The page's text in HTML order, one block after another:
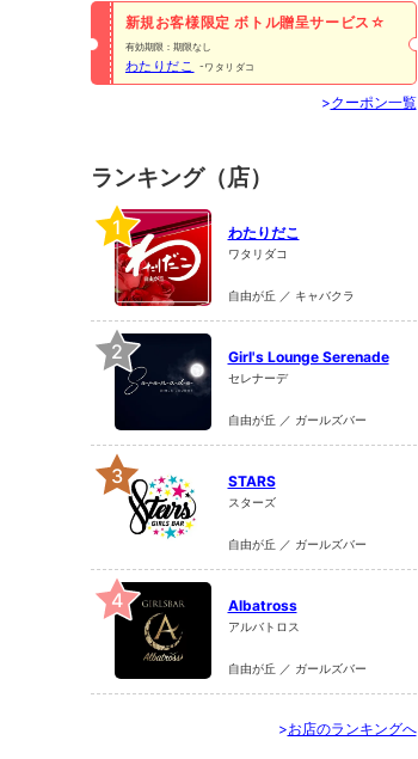
新規お客様限定 ボトル贈呈サービス☆
有効期限：期限なし
わたりだこ ワタリダコ
>クーポン一覧
ランキング（店）
1 わたりだこ
ワタリダコ
自由が丘 ／ キャバクラ
2 Girl's Lounge Serenade
セレナーデ
自由が丘 ／ ガールズバー
3 STARS
スターズ
自由が丘 ／ ガールズバー
4 Albatross
アルバトロス
自由が丘 ／ ガールズバー
>お店のランキングへ